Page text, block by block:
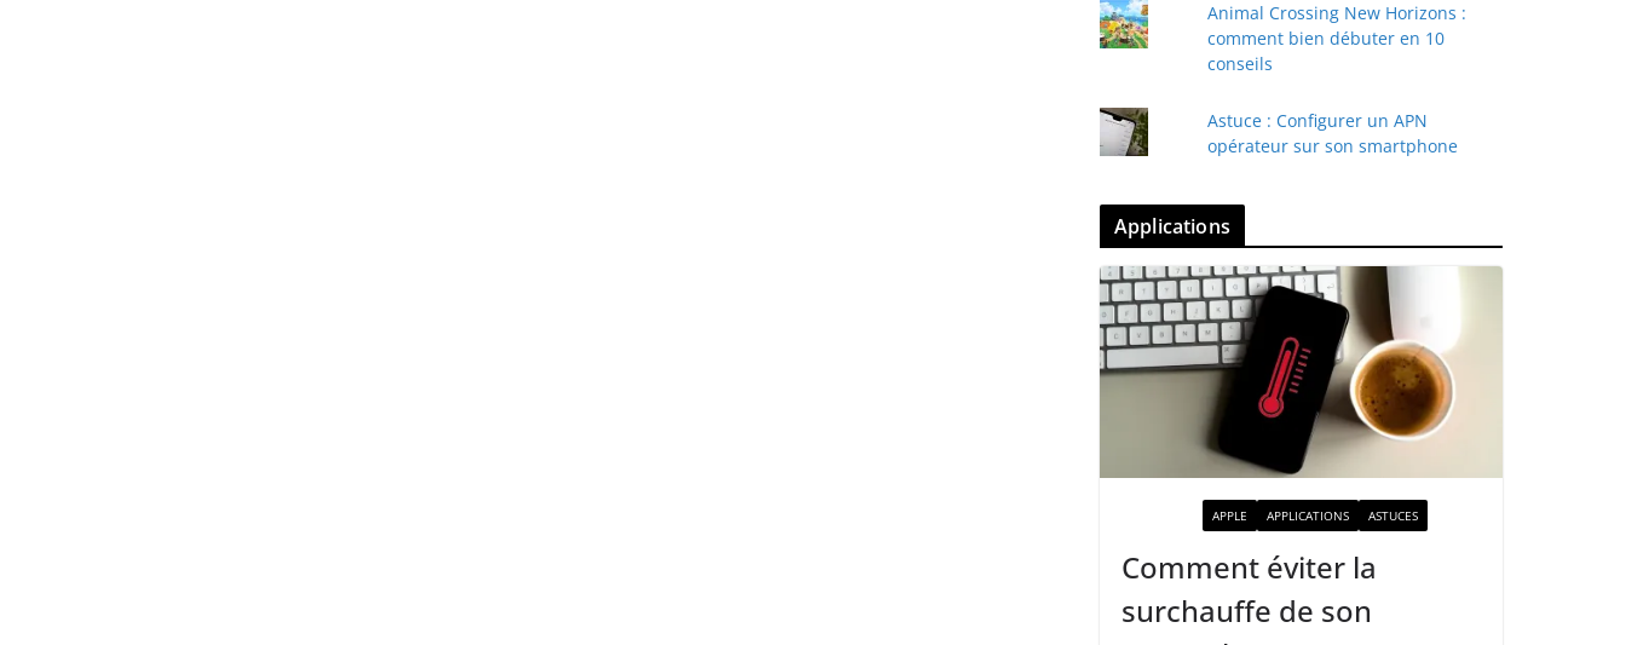
Animal Crossing New Horizons :
comment bien débuter en 10
conseils
Astuce : Configurer un APN
opérateur sur son smartphone
Applications
APPLE APPLICATIONS ASTUCES
Comment éviter la
surchauffe de son